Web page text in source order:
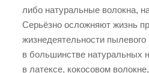
либо натуральные волокна,
Серьёзно осложняют жизнь
жизнедеятельности
в большинстве натуральных
в латексе, кокосовом